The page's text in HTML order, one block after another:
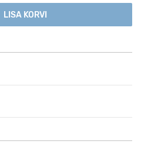
harilik pliiats kogus
LISA KORVI